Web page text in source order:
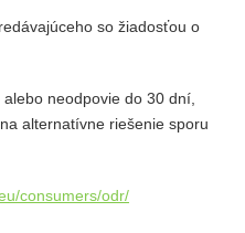
so žiadosťou o
neodpovie do 30 dní,
alternatívne riešenie sporu
consumers/odr/